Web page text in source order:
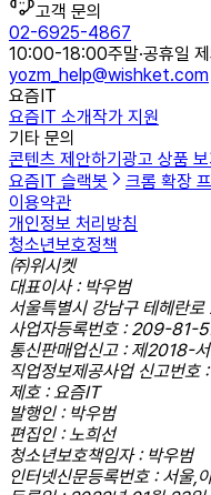
고객 문의
02-6925-4867
10:00-18:00주말·공휴일 제
yozm_help@wishket.com
요즘IT
요즘IT 소개작가 지원
기타 문의
콘텐츠 제안하기 광고 상품 보
요즘IT 슬랙봇
크롬 확장
이용약관
개인정보 처리방침
청소년보호정책
㈜위시켓
대표이사 : 박우범
서울특별시 강남구 테헤란
사업자등록번호 : 209-81-
통신판매업신고 : 제2018-
직업정보제공사업 신고번
제호 : 요즘IT
발행인 : 박우범
편집인 : 노희선
청소년보호책임자 : 박우범
인터넷신문등록번호 : 서울,